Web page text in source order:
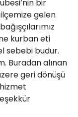
bir
ilçemize gelen
kurban eti
sebebi budur.
Buradan alınan
geri dönüşü